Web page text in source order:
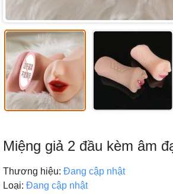
Miệng giả 2 đầu kèm âm
Thương hiệu: Đang cập nhật
Loại: Đang cập nhật